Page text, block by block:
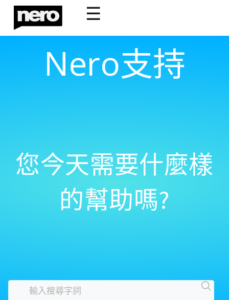
☰
Nero支持
您今天需要什麼樣
的幫助嗎?